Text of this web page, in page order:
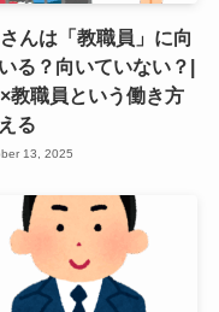
んは「教職員」に向
る？向いていない？|
教職員という働き方
る
13, 2025